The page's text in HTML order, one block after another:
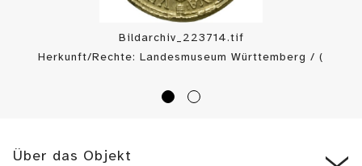
Bildarchiv_223714.tif
Herkunft/Rechte: Landesmuseum Württemberg / (
Über das Objekt